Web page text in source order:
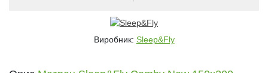
Виробник: Sleep&Fly